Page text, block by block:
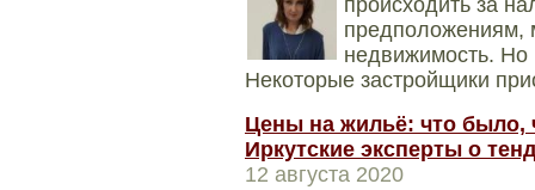
происходить за
предположениям,
недвижимость. Но
Некоторые застройщики
Цены на жильё: что было,
Иркутские эксперты о
12 августа 2020